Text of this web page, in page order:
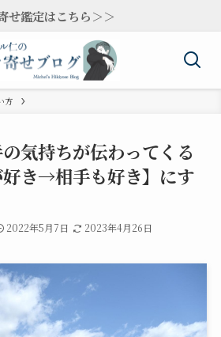
せ鑑定はこちら＞＞
方
気持ちが伝わってくる
き→相手も好き】にす
2022年5月7日 2023年4月26日